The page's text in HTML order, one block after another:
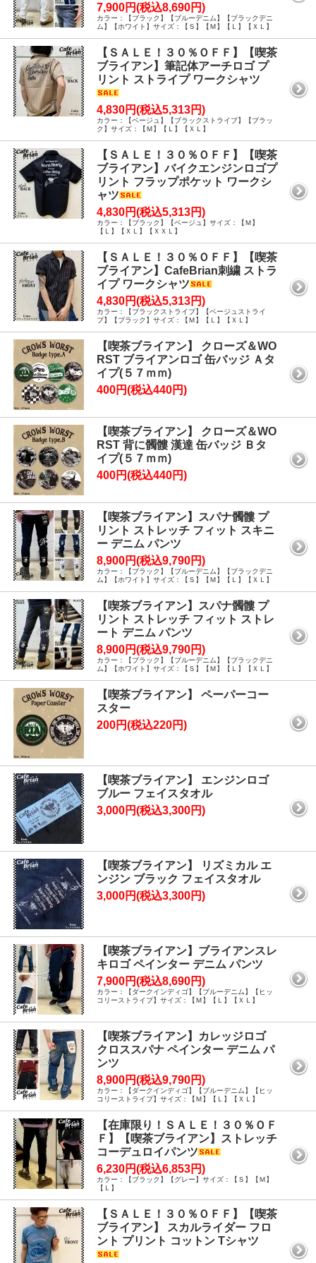
7,900円(税込8,690円)
カラー：【ブラック】【ブルーデニム】【ブラックデニ
ム】【ホワイト】サイズ：【Ｓ】【Ｍ】【Ｌ】【ＸＬ】
【ＳＡＬＥ！３０％ＯＦＦ】【喫茶
ブライアン】筆記体アーチロゴ プ
リント ストライプ ワークシャツ
4,830円(税込5,313円)
カラー：【ベージュ】【ブラックストライプ】【ブラッ
ク】サイズ：【Ｍ】【Ｌ】【ＸＬ】
【ＳＡＬＥ！３０％ＯＦＦ】【喫茶
ブライアン】バイクエンジンロゴプ
リント フラップポケット ワークシ
ャツ
4,830円(税込5,313円)
カラー：【ブラック】【ベージュ】サイズ：【Ｍ】
【Ｌ】【ＸＬ】【ＸＸＬ】
【ＳＡＬＥ！３０％ＯＦＦ】【喫茶
ブライアン】CafeBrian刺繍 ストラ
イプ ワークシャツ
4,830円(税込5,313円)
カラー：【ブラックストライプ】【ベージュストライ
プ】【ブラック】サイズ：【Ｍ】【Ｌ】【ＸＬ】
【喫茶ブライアン】 クローズ＆WO
RST ブライアンロゴ 缶バッジ Ａタ
イプ(５７ｍｍ)
400円(税込440円)
【喫茶ブライアン】 クローズ＆WO
RST 背に髑髏 漢達 缶バッジ Ｂタ
イプ(５７ｍｍ)
400円(税込440円)
【喫茶ブライアン】スパナ髑髏 プ
リント ストレッチ フィット スキニ
ー デニム パンツ
8,900円(税込9,790円)
カラー：【ブラック】【ブルーデニム】【ブラックデニ
ム】【ホワイト】サイズ：【Ｓ】【Ｍ】【Ｌ】【ＸＬ】
【喫茶ブライアン】スパナ髑髏 プ
リント ストレッチ フィット ストレ
ート デニム パンツ
8,900円(税込9,790円)
カラー：【ブラック】【ブルーデニム】【ブラックデニ
ム】【ホワイト】サイズ：【Ｓ】【Ｍ】【Ｌ】【ＸＬ】
【喫茶ブライアン】 ペーパーコー
スター
200円(税込220円)
【喫茶ブライアン】 エンジンロゴ
ブルー フェイスタオル
3,000円(税込3,300円)
【喫茶ブライアン】 リズミカル エ
ンジン ブラック フェイスタオル
3,000円(税込3,300円)
【喫茶ブライアン】ブライアンスレ
キロゴ ペインター デニム パンツ
7,900円(税込8,690円)
カラー：【ダークインディゴ】【ブルーデニム】【ヒッ
コリーストライプ】サイズ：【Ｍ】【Ｌ】【ＸＬ】
【喫茶ブライアン】カレッジロゴ
クロススパナ ペインター デニム パ
ンツ
8,900円(税込9,790円)
カラー：【ダークインディゴ】【ブルーデニム】【ヒッ
コリーストライプ】サイズ：【Ｍ】【Ｌ】【ＸＬ】
【在庫限り！ＳＡＬＥ！３０％ＯＦ
Ｆ】【喫茶ブライアン】ストレッチ
コーデュロイパンツ
6,230円(税込6,853円)
カラー：【ブラック】【グレー】サイズ：【Ｓ】【Ｍ】
【Ｌ】
【ＳＡＬＥ！３０％ＯＦＦ】【喫茶
ブライアン】 スカルライダー フロ
ント プリント コットン Tシャツ